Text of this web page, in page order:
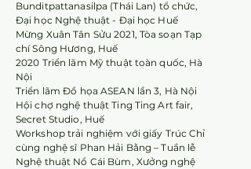
Bunditpattanasilpa (Thái Lan) tổ chức,
Đại học Nghệ thuật - Đại học Huế
Mừng Xuân Tân Sửu 2021, Tòa soạn Tạp
chí Sông Hương, Huế
2020 Triển lãm Mỹ thuật toàn quốc, Hà
Nội
Triển lãm Đồ họa ASEAN lần 3, Hà Nội
Hội chợ nghệ thuật Ting Ting Art fair,
Secret Studio, Huế
Workshop trải nghiệm với giấy Trúc Chỉ
cùng nghệ sĩ Phan Hải Bằng – Tuần lễ
Nghệ thuật Nổ Cái Bùm, Xưởng nghệ